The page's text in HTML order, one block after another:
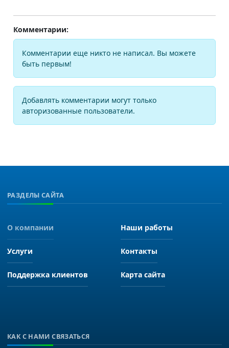
Комментарии:
Комментарии еще никто не написал. Вы можете
быть первым!
Добавлять комментарии могут только
авторизованные пользователи.
РАЗДЕЛЫ САЙТА
О компании Наши работы
Услуги Контакты
Поддержка клиентов Карта сайта
КАК С НАМИ СВЯЗАТЬСЯ